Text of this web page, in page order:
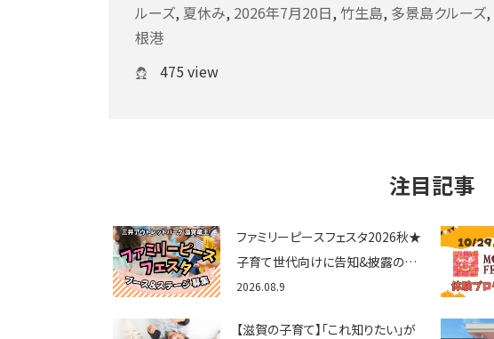
ルーズ, 夏休み, 2026年7月20日, 竹生島, 多景島クルーズ,
根港
475 view
注目記事
ファミリーピースフェスタ2026秋★
子育て世代向けに告知&披露の場
として♪ステージ又はブース出店
2026.08.9
【滋賀の子育て】「これ知りたい」が